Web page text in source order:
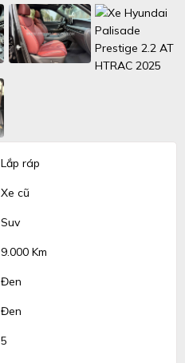
Lắp ráp
Xe cũ
Suv
9.000 Km
Đen
Đen
5